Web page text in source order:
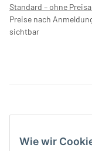
Wie wir
Standard – ohne
Preise nach
sichtbar